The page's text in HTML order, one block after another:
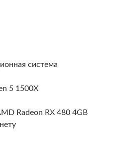
система
5 1500X
Radeon RX 480 4GB